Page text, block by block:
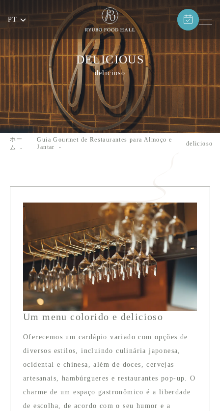
PT
DELICIOUS
delicioso
ホー
ム
Guia Gourmet de Restaurantes para Almoço e
Jantar
delicioso
Um menu colorido e delicioso
Oferecemos um cardápio variado com opções de
diversos estilos, incluindo culinária japonesa,
ocidental e chinesa, além de doces, cervejas
artesanais, hambúrgueres e restaurantes pop-up. O
charme de um espaço gastronômico é a liberdade
de escolha, de acordo com o seu humor e a